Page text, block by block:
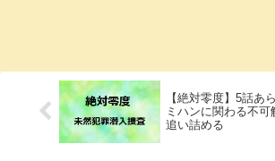
【絶対零度】5話あ
ミハンに関わる不
追い詰める